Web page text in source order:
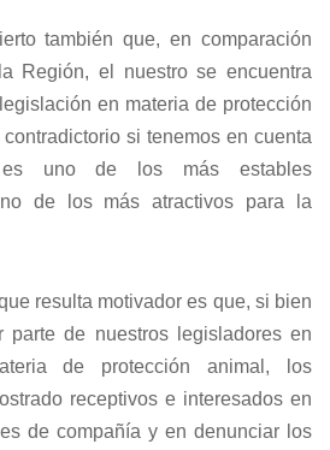
también que, en comparación
Región, el nuestro se encuentra
en materia de protección
si tenemos en cuenta
uno de los más estables
de los más atractivos para la
resulta motivador es que, si bien
parte de nuestros legisladores en
de protección animal, los
receptivos e interesados en
de compañía y en denunciar los